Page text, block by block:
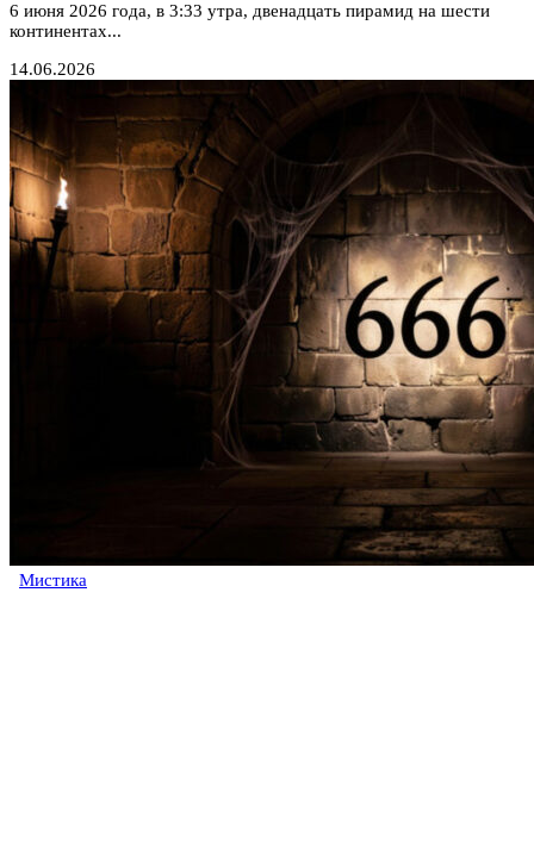
6 июня 2026 года, в 3:33 утра, двенадцать пирамид на шести
континентах...
14.06.2026
Мистика